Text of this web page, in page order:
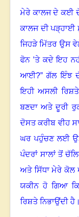
ਮੇਰੇ ਕਾਲਜ ਦੇ ਕਈ
ਕਾਲਜ ਦੀ
ਜਿਹੜੇ ਮਿੱਤਰ ਉਸ
ਫੋਨ ’ਤੇ ਕਦੇ ਇਹ
ਆਈ?” ਗੱਲ ਇੰਝ
ਇਹੀ ਅਸਲੀ ਰਿਸ਼ਤੇ
ਬਣਦਾ ਅਤੇ ਦੂਰੀ
ਦੋਸਤ ਕਰੀਬ
ਘਰ ਪਹੁੰਚਣ ਲਈ
ਪੰਦਰਾਂ ਸਾਲਾਂ ਤੋਂ
ਅਤੇ ਸਿੱਧਾ ਮੇਰੇ
ਯਕੀਨ ਹੋ ਗਿਆ
ਰਿਸ਼ਤੇ ਨਿਭਾਉਂਦੀ ਹੈ।